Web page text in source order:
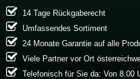
14 Tage Rückgaberecht
Umfassendes Sortiment
24 Monate Garantie auf alle
Viele Partner vor Ort
Telefonisch für Sie da: Von 8.00